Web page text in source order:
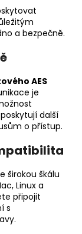
a bezpečně.
AES
je
další
o přístup.
širokou škálu
Linux a
připojit
s